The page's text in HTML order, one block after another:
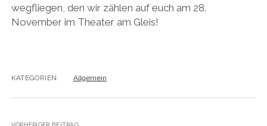
wegfliegen, den wir zählen auf euch am 28.
November im Theater am Gleis!
KATEGORIEN: Allgemein
VORHERIGER BEITRAG